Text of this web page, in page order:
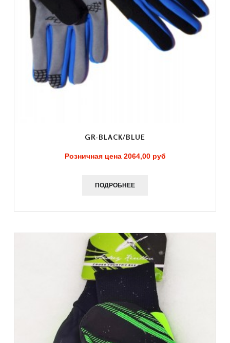
GR-BLACK/BLUE
Розничная цена 2064,00 руб
ПОДРОБНЕЕ